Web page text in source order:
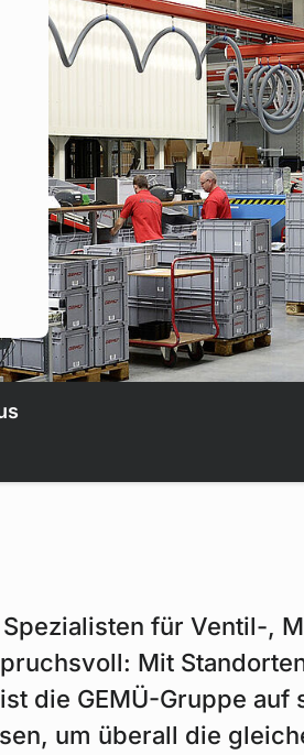
für Ventil-,
Mit
die GEMÜ-Gruppe auf
um überall die